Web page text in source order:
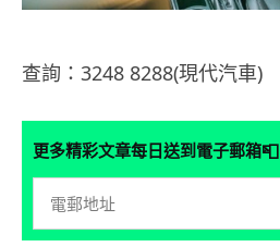
查詢：3248 8288(現代汽車)
更多精彩文章每日送到電子郵箱📮